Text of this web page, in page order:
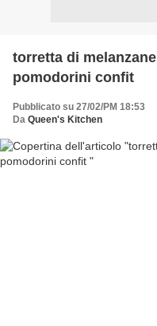
torretta di
pomodorini confit
Pubblicato su 27/02/PM 18:53
Da Queen's Kitchen